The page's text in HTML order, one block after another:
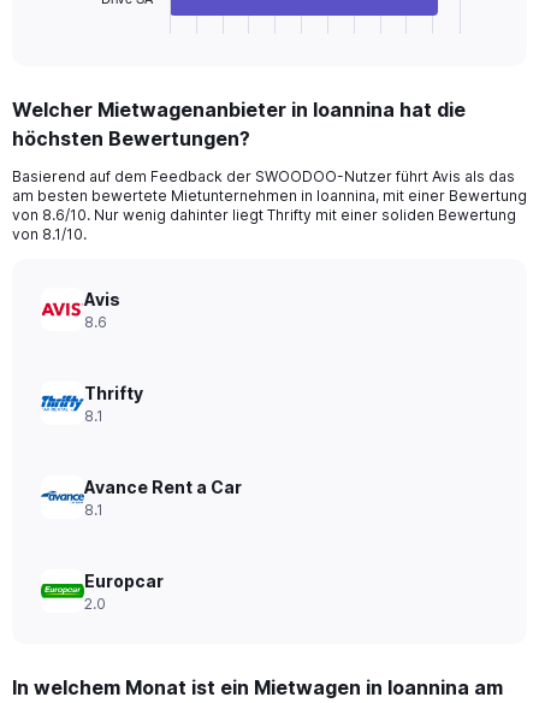
Range:
3
The
chart
has
axis
displaying
0
to
Welcher Mietwagenanbieter in Ioannina hat die
höchsten Bewertungen?
Basierend auf dem Feedback der SWOODOO-Nutzer führt Avis als das
am besten bewertete Mietunternehmen in Ioannina, mit einer Bewertung
von 8.6/10. Nur wenig dahinter liegt Thrifty mit einer soliden Bewertung
von 8.1/10.
Avis
8.6
Thrifty
8.1
Avance Rent a Car
8.1
Europcar
2.0
In welchem Monat ist ein Mietwagen in Ioannina am